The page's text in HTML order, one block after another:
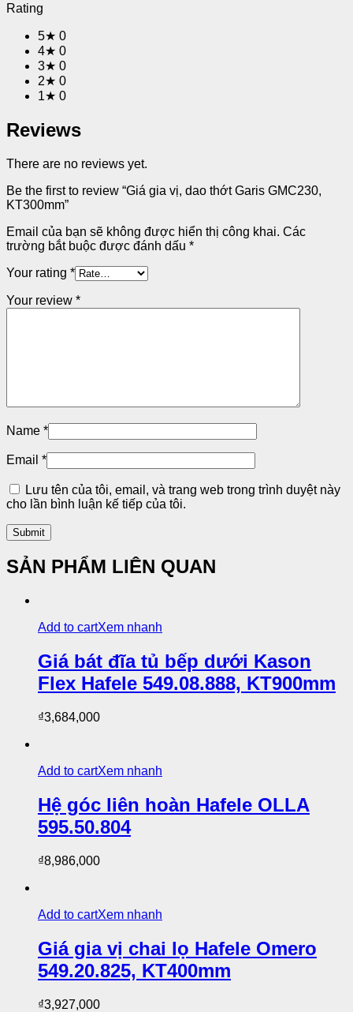
Rating
5★ 0
4★ 0
3★ 0
2★ 0
1★ 0
Reviews
There are no reviews yet.
Be the first to review “Giá gia vị, dao thớt Garis GMC230,
KT300mm”
Email của bạn sẽ không được hiển thị công khai. Các
trường bắt buộc được đánh dấu *
Your rating *
Your review *
Name *
Email *
Lưu tên của tôi, email, và trang web trong trình duyệt này
cho lần bình luận kế tiếp của tôi.
SẢN PHẨM LIÊN QUAN
Add to cartXem nhanh
Giá bát đĩa tủ bếp dưới Kason
Flex Hafele 549.08.888, KT900mm
₫3,684,000
Add to cartXem nhanh
Hệ góc liên hoàn Hafele OLLA
595.50.804
₫8,986,000
Add to cartXem nhanh
Giá gia vị chai lọ Hafele Omero
549.20.825, KT400mm
₫3,927,000